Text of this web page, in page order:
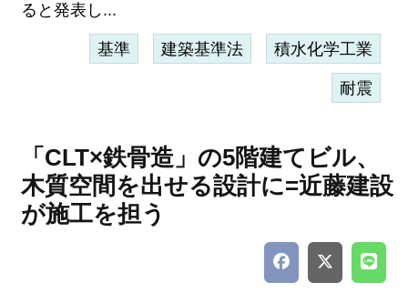
ると発表し...
基準 建築基準法 積水化学工業
耐震
「CLT×鉄骨造」の5階建てビル、
木質空間を出せる設計に=近藤建設
が施工を担う